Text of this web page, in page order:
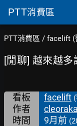
PTT消費區
PTT消費區 / facelift (
[閒聊] 越來越
看板 facelift
作者
時間 9月前